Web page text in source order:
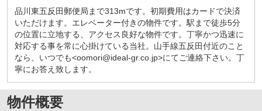
品川東五反田郵便局まで313mです。初期費用はカードで決済
いただけます。エレベーター付きの物件です。駅まで徒歩5分
の位置に立地する、アクセス良好な物件です。丁寧かつ迅速に
対応する事を常に心掛けている当社。山手線五反田付近のこと
なら、いつでも<oomori@ideal-gr.co.jp>にてご連絡下さい。丁
寧にお答え致します。
物件概要